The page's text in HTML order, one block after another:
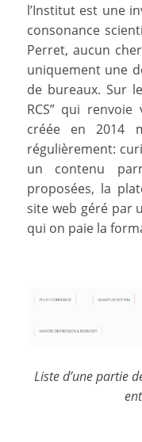
l’Institut est une
consonance
Perret, aucun
uniquement une
de bureaux. Sur
RCS” qui
créée en 2014
régulièrement:
un contenu
proposées, la
site web géré par
qui on paie la
Liste d’une partie